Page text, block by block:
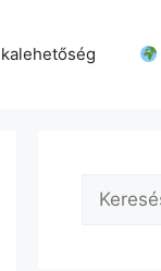
Keresés: